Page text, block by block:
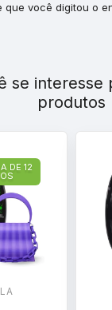
que você digitou o
se interesse
produtos
DE 12